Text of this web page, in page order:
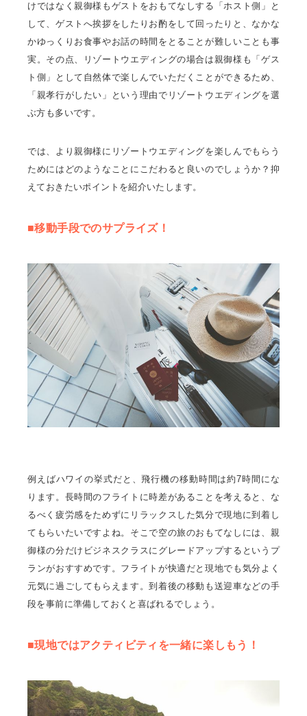
けではなく親御様もゲストをおもてなしする「ホスト側」と
して、ゲストへ挨拶をしたりお酌をして回ったりと、なかな
かゆっくりお食事やお話の時間をとることが難しいことも事
実。その点、リゾートウエディングの場合は親御様も「ゲス
ト側」として自然体で楽しんでいただくことができるため、
「親孝行がしたい」という理由でリゾートウエディングを選
ぶ方も多いです。
では、より親御様にリゾートウエディングを楽しんでもらう
ためにはどのようなことにこだわると良いのでしょうか？抑
えておきたいポイントを紹介いたします。
■移動手段でのサプライズ！
例えばハワイの挙式だと、飛行機の移動時間は約7時間にな
ります。長時間のフライトに時差があることを考えると、な
るべく疲労感をためずにリラックスした気分で現地に到着し
てもらいたいですよね。そこで空の旅のおもてなしには、親
御様の分だけビジネスクラスにグレードアップするというプ
ランがおすすめです。フライトが快適だと現地でも気分よく
元気に過ごしてもらえます。到着後の移動も送迎車などの手
段を事前に準備しておくと喜ばれるでしょう。
■現地ではアクティビティを一緒に楽しもう！